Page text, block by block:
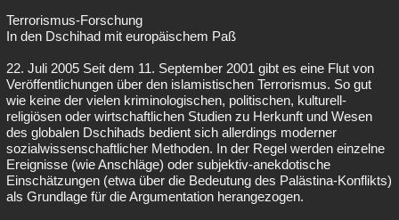
Terrorismus-Forschung
In den Dschihad mit europäischem Paß
22. Juli 2005 Seit dem 11. September 2001 gibt es eine Flut von
Veröffentlichungen über den islamistischen Terrorismus. So gut
wie keine der vielen kriminologischen, politischen, kulturell-
religiösen oder wirtschaftlichen Studien zu Herkunft und Wesen
des globalen Dschihads bedient sich allerdings moderner
sozialwissenschaftlicher Methoden. In der Regel werden einzelne
Ereignisse (wie Anschläge) oder subjektiv-anekdotische
Einschätzungen (etwa über die Bedeutung des Palästina-Konflikts)
als Grundlage für die Argumentation herangezogen.